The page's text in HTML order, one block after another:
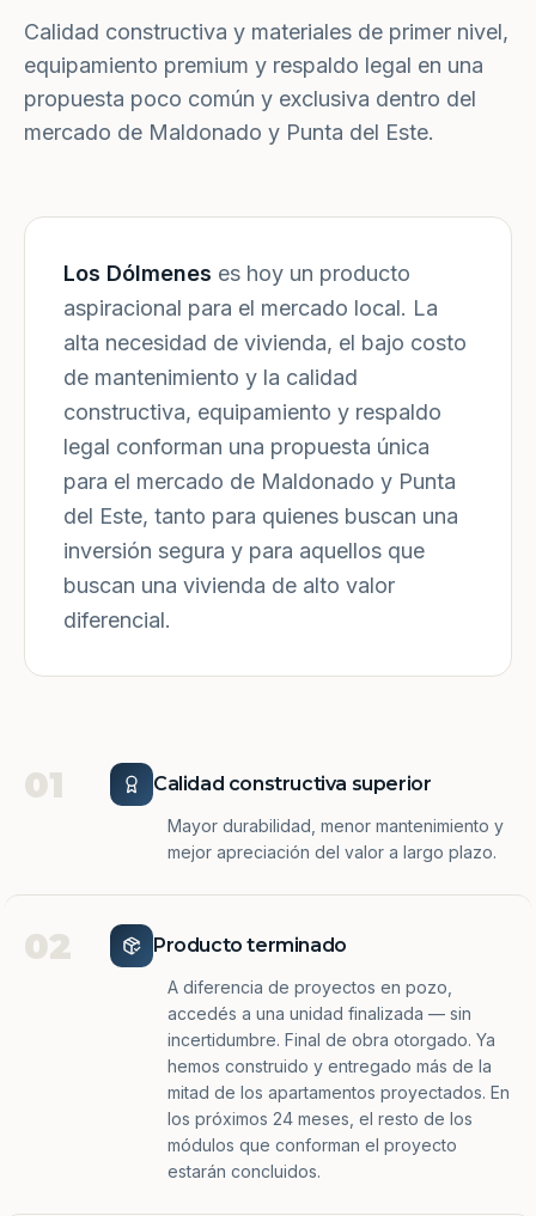
Calidad constructiva y materiales de primer nivel,
equipamiento premium y respaldo legal en una
propuesta poco común y exclusiva dentro del
mercado de Maldonado y Punta del Este.
Los Dólmenes es hoy un producto
aspiracional para el mercado local. La
alta necesidad de vivienda, el bajo costo
de mantenimiento y la calidad
constructiva, equipamiento y respaldo
legal conforman una propuesta única
para el mercado de Maldonado y Punta
del Este, tanto para quienes buscan una
inversión segura y para aquellos que
buscan una vivienda de alto valor
diferencial.
01 Calidad constructiva superior
Mayor durabilidad, menor mantenimiento y
mejor apreciación del valor a largo plazo.
02 Producto terminado
A diferencia de proyectos en pozo,
accedés a una unidad finalizada — sin
incertidumbre. Final de obra otorgado. Ya
hemos construido y entregado más de la
mitad de los apartamentos proyectados. En
los próximos 24 meses, el resto de los
módulos que conforman el proyecto
estarán concluidos.